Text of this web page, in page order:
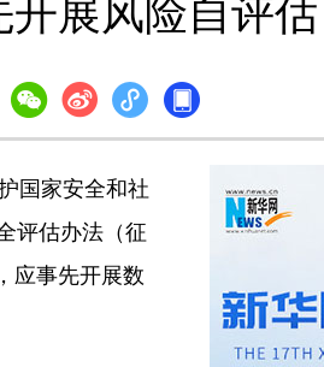
国家安全和社
评估办法（征
应事先开展数